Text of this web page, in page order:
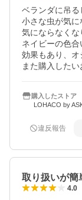
ベランダに吊る
小さな虫が気
気にならなくな
ネイビーの色合
効果もあり、オ
また購入したい
購入したストア
LOHACO by
違反報告
取り扱いが簡
4.0